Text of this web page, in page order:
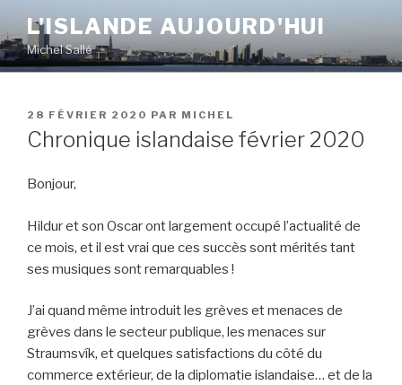
au
contenu
principal
L'ISLANDE AUJOURD'HUI
Michel Sallé
PUBLIÉ
LE
28 FÉVRIER 2020 PAR MICHEL
Chronique islandaise février 2020
Bonjour,
Hildur et son Oscar ont largement occupé l’actualité de
ce mois, et il est vrai que ces succès sont mérités tant
ses musiques sont remarquables !
J’ai quand même introduit les grèves et menaces de
grèves dans le secteur publique, les menaces sur
Straumsvík, et quelques satisfactions du côté du
commerce extérieur, de la diplomatie islandaise… et de la